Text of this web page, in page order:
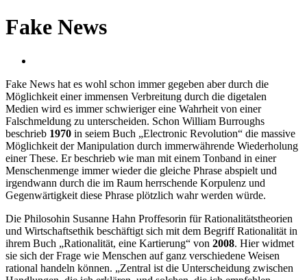
Fake News
Fake News hat es wohl schon immer gegeben aber durch die
Möglichkeit einer immensen Verbreitung durch die digetalen
Medien wird es immer schwieriger eine Wahrheit von einer
Falschmeldung zu unterscheiden. Schon William Burroughs
beschrieb 1970 in seiem Buch „Electronic Revolution“ die massive
Möglichkeit der Manipulation durch immerwährende Wiederholung
einer These. Er beschrieb wie man mit einem Tonband in einer
Menschenmenge immer wieder die gleiche Phrase abspielt und
irgendwann durch die im Raum herrschende Korpulenz und
Gegenwärtigkeit diese Phrase plötzlich wahr werden würde.
Die Philosohin Susanne Hahn Proffesorin für Rationalitätstheorien
und Wirtschaftsethik beschäftigt sich mit dem Begriff Rationalität in
ihrem Buch „Rationalität, eine Kartierung“ von 2008. Hier widmet
sie sich der Frage wie Menschen auf ganz verschiedene Weisen
rational handeln können. „Zentral ist die Unterscheidung zwischen